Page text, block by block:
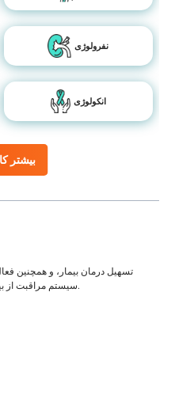
بیشتر
نفرولوژی
انکولوژی
تسهیل درمان بیمار، و همچنین
سیستم مراقبت از بیمار و شفافیت در هر مرحله از سفر درمان.